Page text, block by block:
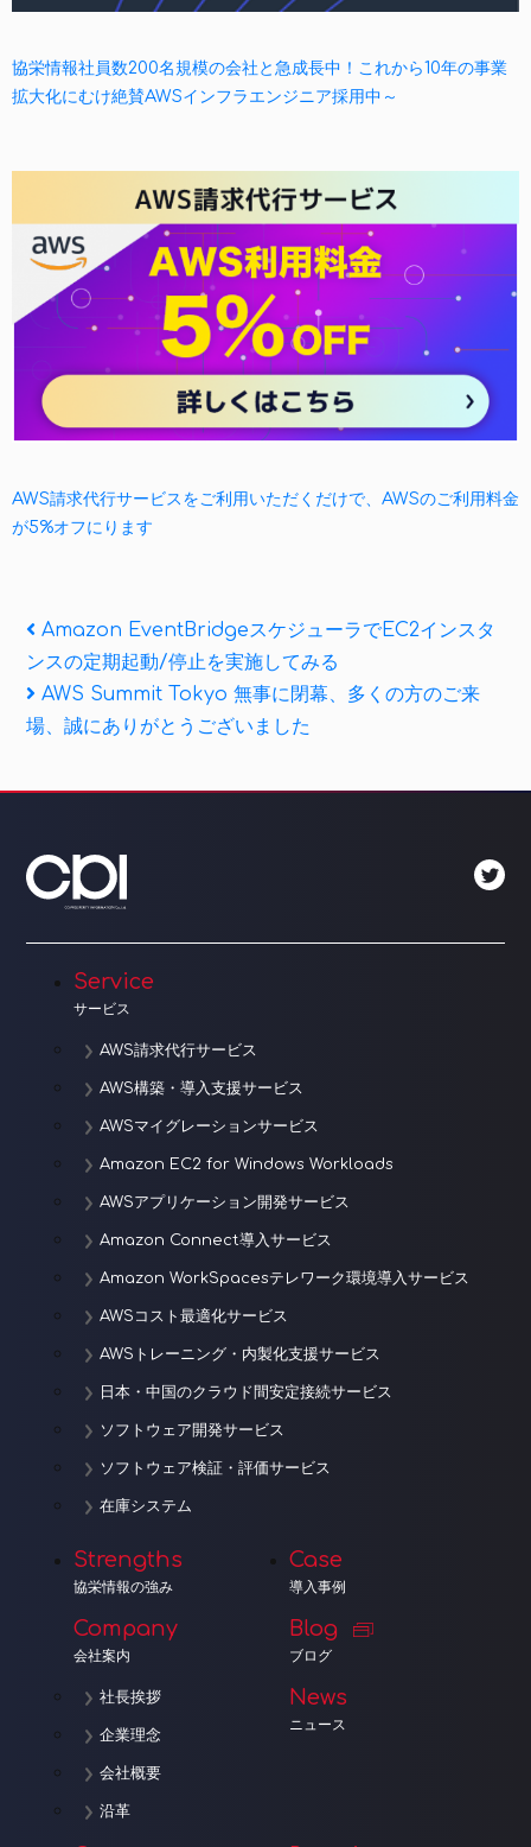
協栄情報社員数200名規模の会社と急成長中！これから10年の事業
拡大化にむけ絶賛AWSインフラエンジニア採用中～
AWS請求代行サービスをご利用いただくだけで、AWSのご利用料金
が5%オフにります
投
稿
ナ
ー
シ
ョ
ン
Previous
Post
Amazon EventBridgeスケジューラでEC2インスタ
ンスの定期起動/停止を実施してみる
Next
Post
AWS Summit Tokyo 無事に閉幕、多くの方のご来
場、誠にありがとうございました
Service
サービス
AWS請求代行サービス
AWS構築・導入支援サービス
AWSマイグレーションサービス
Amazon EC2 for Windows Workloads
AWSアプリケーション開発サービス
Amazon Connect導入サービス
Amazon WorkSpacesテレワーク環境導入サービス
AWSコスト最適化サービス
AWSトレーニング・内製化支援サービス
日本・中国のクラウド間安定接続サービス
ソフトウェア開発サービス
ソフトウェア検証・評価サービス
在庫システム
Strengths
協栄情報の強み
Company
会社案内
社長挨拶
企業理念
会社概要
沿革
Case
導入事例
Blog
ブログ
News
ニュース